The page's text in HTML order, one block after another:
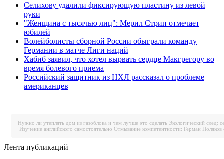
Селихову удалили фиксирующую пластину из левой
руки
"Женщина с тысячью лиц": Мерил Стрип отмечает
юбилей
Волейболисты сборной России обыграли команду
Германии в матче Лиги наций
Хабиб заявил, что хотел вырвать сердце Макгрегору во
время болевого приема
Российский защитник из НХЛ рассказал о проблеме
американцев
Нужно ли утеплять дом из газоблока и чем лучше это сделать Экологический след:
Изучение английского самостоятельно Отмывание компетентности: Герман
Лента публикаций